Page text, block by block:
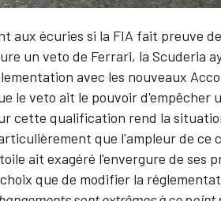
aux écuries si la FIA fait preuve
un veto de Ferrari, la Scuderia
avec les nouveaux
le veto ait le pouvoir d'empêcher
cette qualification rend la
que l'ampleur de ce
ait exagéré l'envergure de ses
que de modifier la